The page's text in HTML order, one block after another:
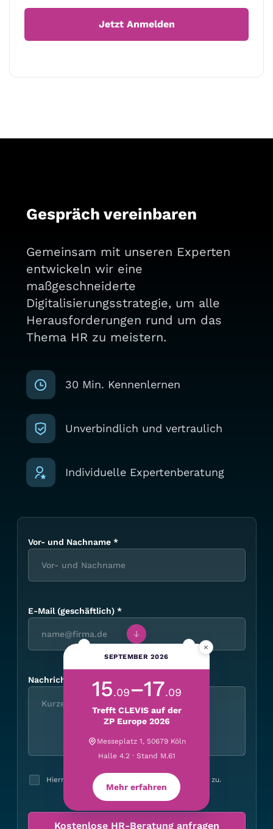
Gespräch vereinbaren
Gemeinsam mit unseren Experten
entwickeln wir eine
maßgeschneiderte
Digitalisierungsstrategie, um alle
Herausforderungen rund um das
Thema HR zu meistern.
30 Min. Kennenlernen
Unverbindlich und vertraulich
Individuelle Expertenberatung
Vor- und Nachname *
E-Mail (geschäftlich) *
Nachricht
Hiermit stimme ich der Datenschutzerklärung zu.
×
SEPTEMBER 2026
15.09–17.09
Trefft CLEVIS auf der
ZP Europe 2026
Messeplatz 1, 50679 Köln
Halle 4.2 · Stand M.61
Mehr erfahren